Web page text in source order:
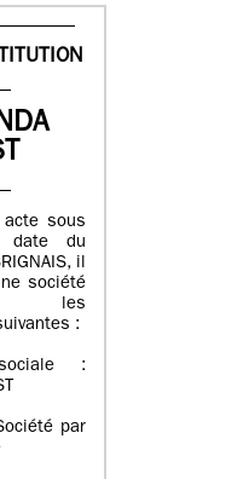
acte sous
date du
il
société
les
:
:
par